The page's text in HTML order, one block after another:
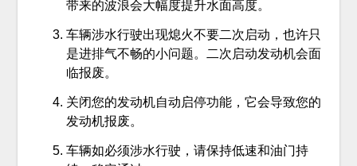
带来的波浪会大幅度提升水面高度。
车辆涉水行驶出现熄火不要二次启动，也许只
是进排气不畅的小问题。二次启动发动机会面
临报废。
关闭您的发动机自动启停功能，它会导致您的
发动机报废。
车辆如必须涉水行驶，请保持低速和油门持